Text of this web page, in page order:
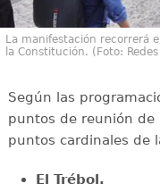
La manifestación recorrerá
la Constitución. (Foto:
Según las
puntos de reunión de
puntos cardinales de
El Trébol.